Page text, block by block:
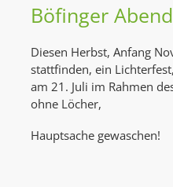
Böfinger
Diesen Herbst, Anfang
stattfinden, ein
am 21. Juli im Rahmen
ohne Löcher,
Hauptsache gewaschen!